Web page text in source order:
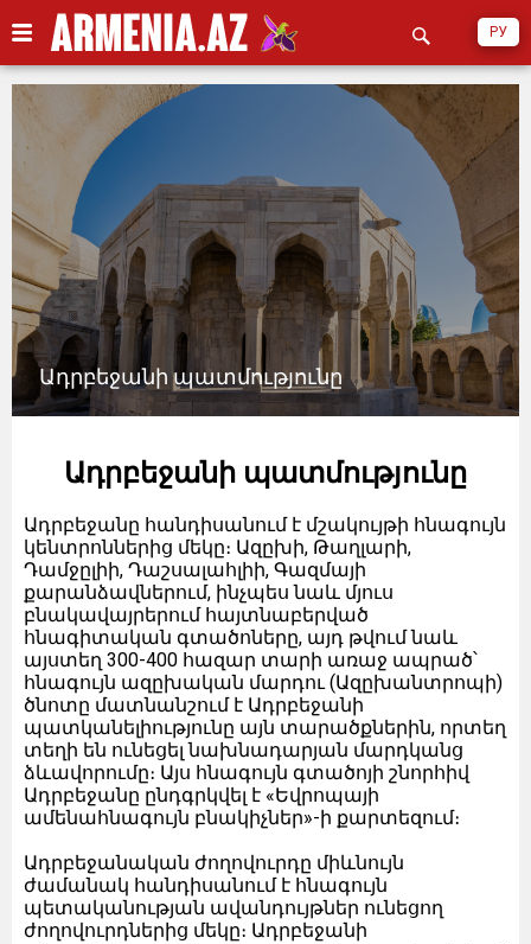
РУ
Ադրբեջանի պատմությունը
Ադրբեջանի պատմությունը
Ադրբեջանը հանդիսանում է մշակույթի հնագույն
կենտրոններից մեկը։ Ազըխի, Թաղլարի,
Դամջըլիի, Դաշսալահլիի, Գազմայի
քարանձավներում, ինչպես նաև մյուս
բնակավայրերում հայտնաբերված
հնագիտական գտածոները, այդ թվում նաև
այստեղ 300-400 հազար տարի առաջ ապրած՝
հնագույն ազըխական մարդու (Ազըխանտրոպի)
ծնոտը մատնանշում է Ադրբեջանի
պատկանելիությունը այն տարածքներին, որտեղ
տեղի են ունեցել նախնադարյան մարդկանց
ձևավորումը։ Այս հնագույն գտածոյի շնորհիվ
Ադրբեջանը ընդգրկվել է «Եվրոպայի
ամենահնագույն բնակիչներ»-ի քարտեզում։
Ադրբեջանական ժողովուրդը միևնույն
ժամանակ հանդիսանում է հնագույն
պետականության ավանդույթներ ունեցող
ժողովուրդներից մեկը։ Ադրբեջանի